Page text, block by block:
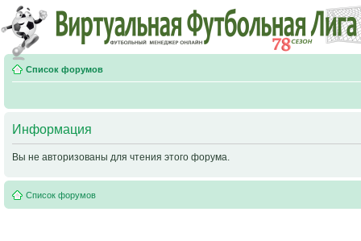
Список форумов
Информация
Вы не авторизованы для чтения этого форума.
Список форумов